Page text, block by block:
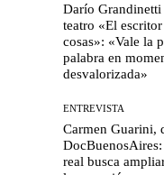
Darío Grandinetti
teatro «El
cosas»: «Vale la
palabra en
desvalorizada»
ENTREVISTA
Carmen Guarini,
real busca